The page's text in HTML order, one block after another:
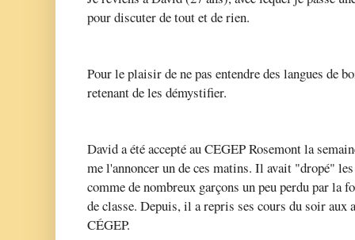
pour discuter de tout et de rien.
Pour le plaisir de ne pas entendre des langues de
retenant de les démystifier.
David a été accepté au CEGEP Rosemont la
me l'annoncer un de ces matins. Il avait "dropé"
comme de nombreux garçons un peu perdu par la
de classe. Depuis, il a repris ses cours du soir aux
CÉGEP.